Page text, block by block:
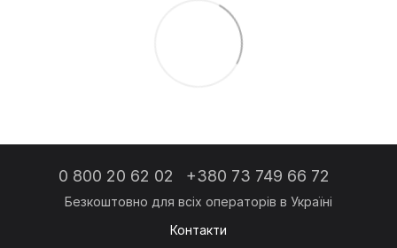
0 800 20 62 02 +380 73 749 66 72
Контакти